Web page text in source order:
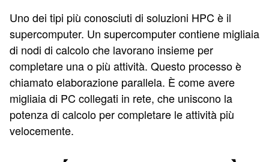
Uno dei tipi più conosciuti di soluzioni HPC è il
supercomputer. Un supercomputer contiene migliaia
di nodi di calcolo che lavorano insieme per
completare una o più attività. Questo processo è
chiamato elaborazione parallela. È come avere
migliaia di PC collegati in rete, che uniscono la
potenza di calcolo per completare le attività più
velocemente.